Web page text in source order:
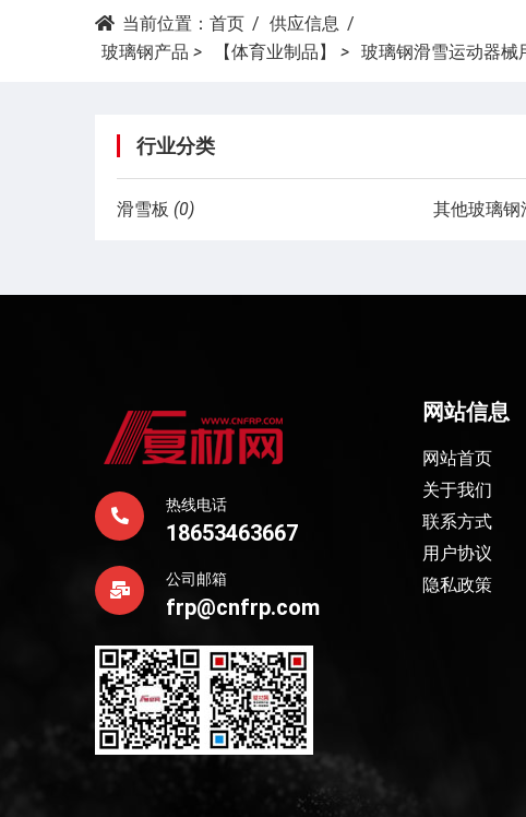
当前位置： 首页
供应信息
玻璃钢产品 > 【体育业制品】 > 玻璃钢滑雪运动器械
行业分类
滑雪板 (0) 其他玻璃钢
热线电话
18653463667
公司邮箱
frp@cnfrp.com
网站信息
网站首页
关于我们
联系方式
用户协议
隐私政策